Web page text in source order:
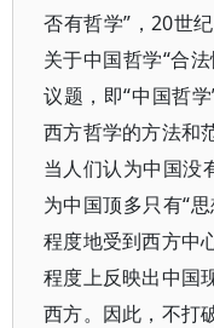
否有哲学”，20世
关于中国哲学“合
议题，即“中国哲
西方哲学的方法和
当人们认为中国没
为中国顶多只有“
程度地受到西方中
程度上反映出中国
西方。因此，不打